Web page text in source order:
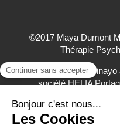
©2017 Maya Dumont
Thérapie
Maya Dumont Minayo
société HELIA
accepte à ce titre les
virement